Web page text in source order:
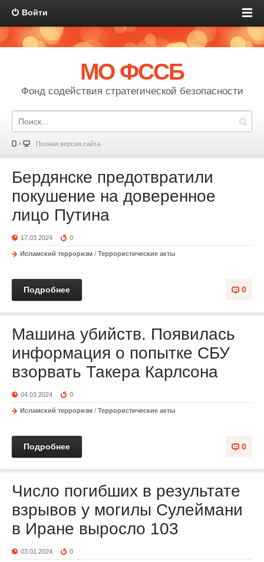
Войти
МО ФССБ
Фонд содействия стратегической безопасности
Полная версия сайта
Бердянске предотвратили
покушение на доверенное
лицо Путина
17.03.2024 0
Исламский терроризм / Террористические акты
0
Подробнее
Машина убийств. Появилась
информация о попытке СБУ
взорвать Такера Карлсона
04.03.2024 0
Исламский терроризм / Террористические акты
0
Подробнее
Число погибших в результате
взрывов у могилы Сулеймани
в Иране выросло 103
03.01.2024 0